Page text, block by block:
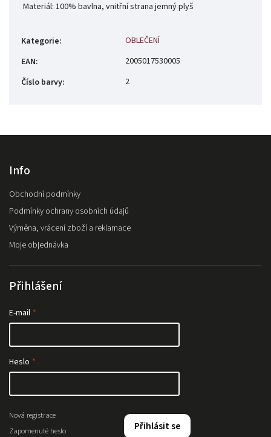
Materiál: 100% bavlna, vnitřní strana jemný plyš
Kategorie:
OBLEČENÍ
EAN:
2005017530005
Číslo barvy: 2
Info
Obchodní podmínky
Podmínky ochrany osobních údajů
Výměna, vrácení zboží a reklamace
Moje objednávka
Přihlášení
E-mail
Heslo
Přihlásit se
Nová registrace
Zapomenuté heslo